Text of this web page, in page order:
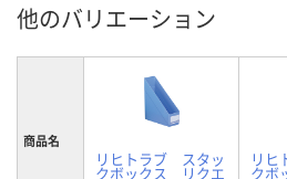
他のバリエーション
商品名
リヒトラブ スタッ
クボックス リクエ
リ
クボ